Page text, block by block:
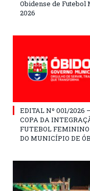
Obidense de Futebol
2026
EDITAL Nº 001/2026
COPA DA
FUTEBOL
DO MUNICÍPIO DE